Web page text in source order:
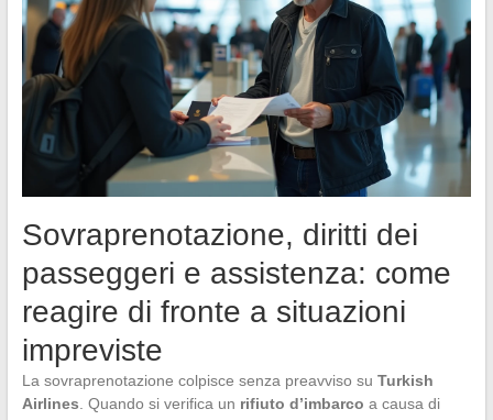
Sovraprenotazione, diritti dei
passeggeri e assistenza: come
reagire di fronte a situazioni
impreviste
La sovraprenotazione colpisce senza preavviso su Turkish
Airlines . Quando si verifica un rifiuto d’imbarco a causa di